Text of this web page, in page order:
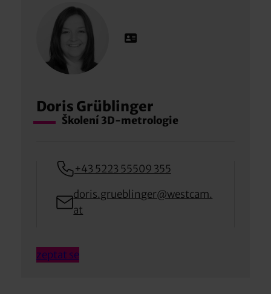
Doris Grüblinger
Školení 3D-metrologie
+43 5223 55509 355
doris.grueblinger@westcam.
at
zeptat se